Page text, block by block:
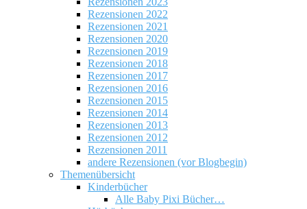
Rezensionen 2022
Rezensionen 2021
Rezensionen 2020
Rezensionen 2019
Rezensionen 2018
Rezensionen 2017
Rezensionen 2016
Rezensionen 2015
Rezensionen 2014
Rezensionen 2013
Rezensionen 2012
Rezensionen 2011
andere Rezensionen (vor Blogbegin)
Themenübersicht
Kinderbücher
Alle Baby Pixi Bücher…